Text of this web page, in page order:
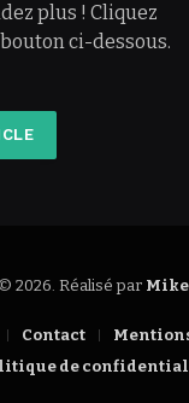
plus ! Cliquez
ci-dessous.
2026. Réalisé par
Contact
de